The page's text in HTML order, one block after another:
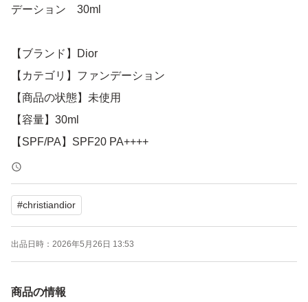
デーション 30ml
【ブランド】Dior
【カテゴリ】ファンデーション
【商品の状態】未使用
【容量】30ml
【SPF/PA】SPF20 PA++++
よろしくお願いいたします。
#christiandior
出品日時： 2026年5月26日 13:53
商品の情報